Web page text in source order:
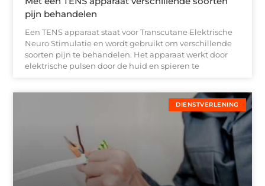
pijn behandelen
Een TENS apparaat staat voor Transcutane Elektrische
Neuro Stimulatie en wordt gebruikt om verschillende
soorten pijn te behandelen. Het apparaat werkt door
elektrische pulsen door de huid en spieren te
DIENSTVERLENING